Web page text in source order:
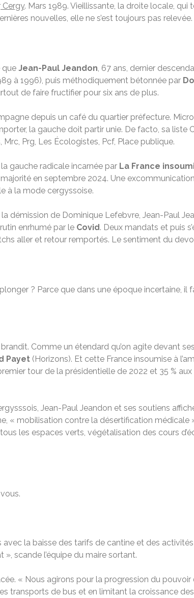
Cergy. Mars 1989. Vieillissante, la droite locale,
nouvelles, elle ne s’est toujours pas relevée.
que Jean-Paul Jeandon , 67 ans, dernier
à 1996), puis méthodiquement bétonnée par
de faire fructifier pour six ans de plus.
depuis un café du quartier préfecture.
la gauche doit partir unie. De facto, sa liste
Prg, Les Écologistes, Pcf, Place publique.
gauche radicale incarnée par La France
en septembre 2024. Une
à la mode cergyssoise.
démission de Dominique Lefebvre, Jean-Paul
enrhumé par le Covid. Deux mandats et puis
aller et retour remportés. Le sentiment du
? Parce que dans une époque incertaine,
Comme un étendard qu’on agite devant
Payet (Horizons). Et cette France insoumise à
tour de la présidentielle de 2022 et 35 %
Jean-Paul Jeandon et ses soutiens
« mobilisation contre la désertification
les espaces verts, végétalisation des cours
la baisse des tarifs de cantine et des
scande l’équipe du maire sortant.
« Nous agirons pour la progression du
transports de bus et en limitant la croissance